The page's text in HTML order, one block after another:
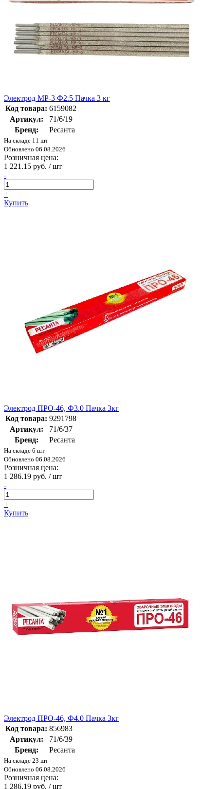
Электрод МР-3 Ф2.5 Пачка 3 кг
Код товара: 6159082
Артикул:
71/6/19
Бренд:
Ресанта
На складе 11 шт
Обновлено 06.08.2026
Розничная цена:
1 221.15 руб. / шт
-
+
Купить
Электрод ПРО-46, Ф3.0 Пачка 3кг
Код товара: 9291798
Артикул:
71/6/37
Бренд:
Ресанта
На складе 6 шт
Обновлено 06.08.2026
Розничная цена:
1 286.19 руб. / шт
-
+
Купить
Электрод ПРО-46, Ф4.0 Пачка 3кг
Код товара: 856983
Артикул:
71/6/39
Бренд:
Ресанта
На складе 23 шт
Обновлено 06.08.2026
Розничная цена:
1 286.19 руб. / шт